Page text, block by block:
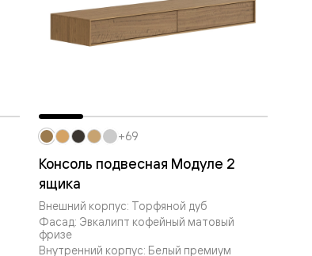
Консоль подвесная Модуле 2
ящика
Внешний корпус: Торфяной дуб
Фасад: Эвкалипт кофейный матовый
фризе
Внутренний корпус: Белый премиум
+69